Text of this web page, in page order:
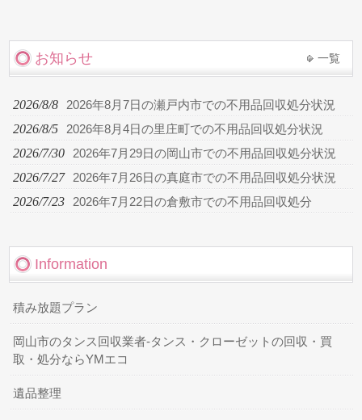
お知らせ 一覧
2026/8/8 2026年8月7日の瀬戸内市での不用品回収処分状況
2026/8/5 2026年8月4日の里庄町での不用品回収処分状況
2026/7/30 2026年7月29日の岡山市での不用品回収処分状況
2026/7/27 2026年7月26日の真庭市での不用品回収処分状況
2026/7/23 2026年7月22日の倉敷市での不用品回収処分
Information
積み放題プラン
岡山市のタンス回収業者-タンス・クローゼットの回収・買
取・処分ならYMエコ
遺品整理